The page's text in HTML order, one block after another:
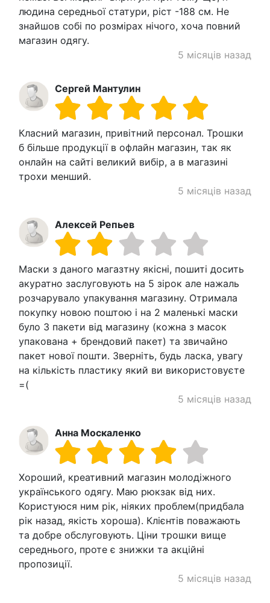
людина середньої статури, ріст -188 см. Не
знайшов собі по розмірах нічого, хоча повний
магазин одягу.
5 місяців назад
Сергей Мантулин
Класний магазин, привітний персонал. Трошки
б більше продукції в офлайн магазин, так як
онлайн на сайті великий вибір, а в магазині
трохи менший.
5 місяців назад
Алексей Репьев
Маски з даного магазтну якісні, пошиті досить
акуратно заслуговують на 5 зірок але нажаль
розчарувало упакування магазину. Отримала
покупку новою поштою і на 2 маленькі маски
було 3 пакети від магазину (кожна з масок
упакована + брендовий пакет) та звичайно
пакeт нової пошти. Зверніть, будь ласка, увагу
на кількість пластику який ви використовуєте
=(
5 місяців назад
Анна Москаленко
Хороший, креативний магазин молодіжного
українського одягу. Маю рюкзак від них.
Користуюся ним рік, ніяких проблем(придбала
рік назад, якість хороша). Клієнтів поважають
та добре обслуговують. Ціни трошки вище
середнього, проте є знижки та акційні
пропозиції.
5 місяців назад